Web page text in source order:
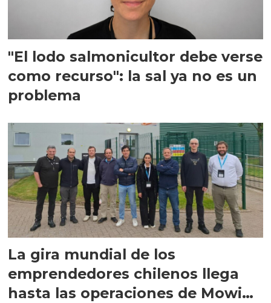
"El lodo salmonicultor debe verse
como recurso": la sal ya no es un
problema
La gira mundial de los
emprendedores chilenos llega
hasta las operaciones de Mowi